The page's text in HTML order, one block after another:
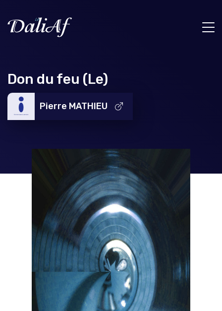
Don du feu (Le)
Pierre MATHIEU